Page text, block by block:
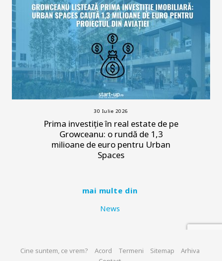
30 Iulie 2026
Prima investiție în real estate de pe
Growceanu: o rundă de 1,3
milioane de euro pentru Urban
Spaces
mai multe din
News
Cine suntem, ce vrem? Acord Termeni Sitemap
Arhiva